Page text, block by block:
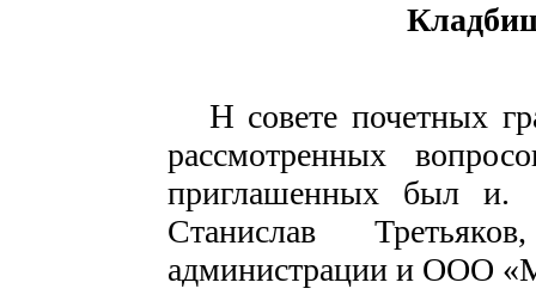
Н совете почетных
рассмотренных
приглашенных был и.
Станислав
администрации и ООО